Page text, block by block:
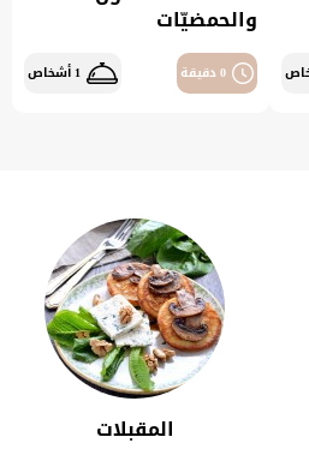
والحمضيّات
0 دقيقة 1 أشخاص
المقبلات